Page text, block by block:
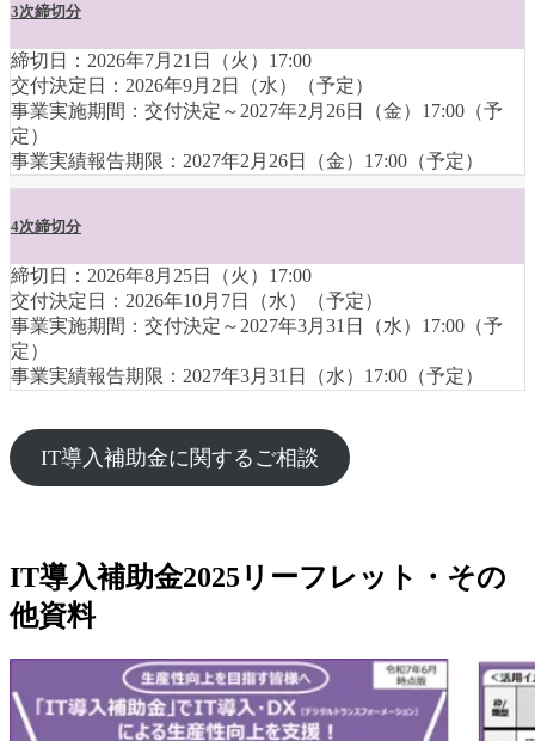
3次締切分
締切日：2026年7月21日（火）17:00
交付決定日：2026年9月2日（水）（予定）
事業実施期間：交付決定～2027年2月26日（金）17:00（予
定）
事業実績報告期限：2027年2月26日（金）17:00（予定）
4次締切分
締切日：2026年8月25日（火）17:00
交付決定日：2026年10月7日（水）（予定）
事業実施期間：交付決定～2027年3月31日（水）17:00（予
定）
事業実績報告期限：2027年3月31日（水）17:00（予定）
IT導入補助金に関するご相談
IT導入補助金2025リーフレット・その
他資料